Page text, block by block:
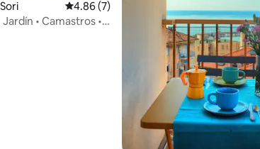
Calificación promedio: 4.86 de 5; 7
4.86 (7)
• Camastros •